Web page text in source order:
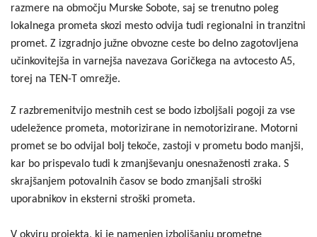
razmere na območju Murske Sobote, saj se trenutno poleg
lokalnega prometa skozi mesto odvija tudi regionalni in tranzitni
promet. Z izgradnjo južne obvozne ceste bo delno zagotovljena
učinkovitejša in varnejša navezava Goričkega na avtocesto A5,
torej na TEN-T omrežje.
Z razbremenitvijo mestnih cest se bodo izboljšali pogoji za vse
udeležence prometa, motorizirane in nemotorizirane. Motorni
promet se bo odvijal bolj tekoče, zastoji v prometu bodo manjši,
kar bo prispevalo tudi k zmanjševanju onesnaženosti zraka. S
skrajšanjem potovalnih časov se bodo zmanjšali stroški
uporabnikov in eksterni stroški prometa.